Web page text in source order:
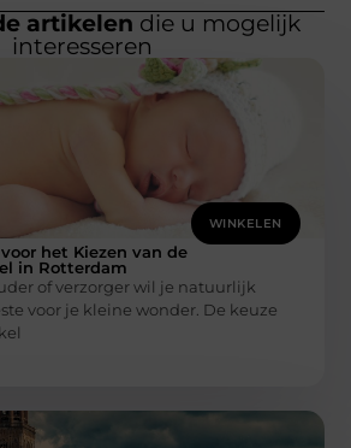
artikelen die u mogelijk
interesseren
WINKELEN
het Kiezen van de
in Rotterdam
of verzorger wil je natuurlijk
voor je kleine wonder. De keuze